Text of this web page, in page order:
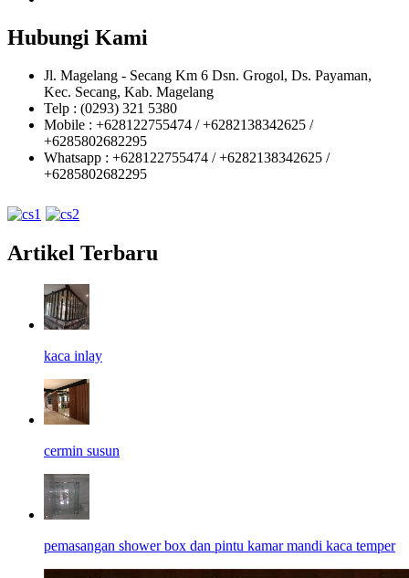
Hubungi Kami
Jl. Magelang - Secang Km 6 Dsn. Grogol, Ds. Payaman,
Kec. Secang, Kab. Magelang
Telp : (0293) 321 5380
Mobile : +628122755474 / +6282138342625 /
+6285802682295
Whatsapp : +628122755474 / +6282138342625 /
+6285802682295
Artikel Terbaru
kaca inlay
cermin susun
pemasangan shower box dan pintu kamar mandi kaca temper